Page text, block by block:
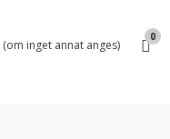
(om inget annat anges)
0